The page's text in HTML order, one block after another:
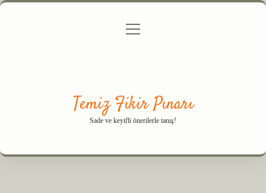
Gizlilik Politikası
menüyü
Temiz Fikir Pınarı
Sade ve keyifli önerilerle tanış!